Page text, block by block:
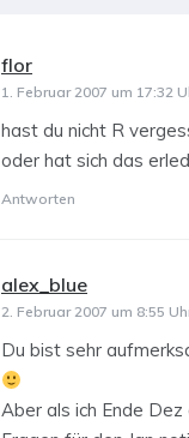
flor
1. Februar 2007 um 17:32
hast du nicht R
oder hat sich das
Antworten
alex_blue
2. Februar 2007 um 8:55
Du bist sehr
Aber als ich Ende Dez